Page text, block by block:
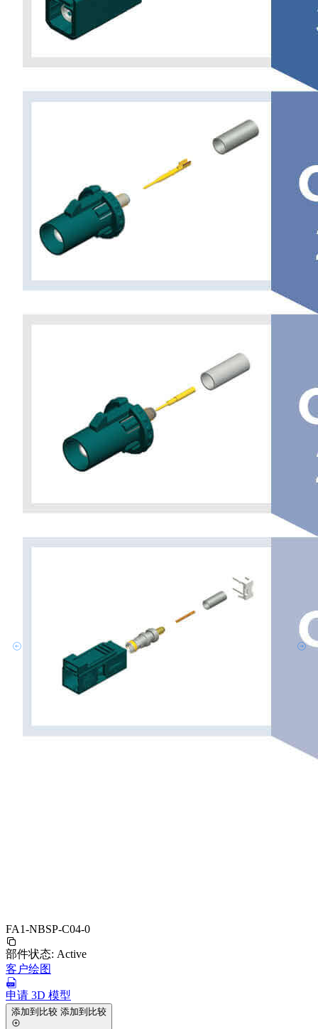
FA1-NBSP-C04-0
部件状态: Active
客户绘图
申请 3D 模型
添加到比较 添加到比较